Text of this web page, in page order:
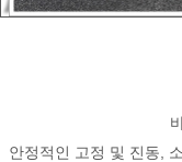
안정적인 고정 및 진동,